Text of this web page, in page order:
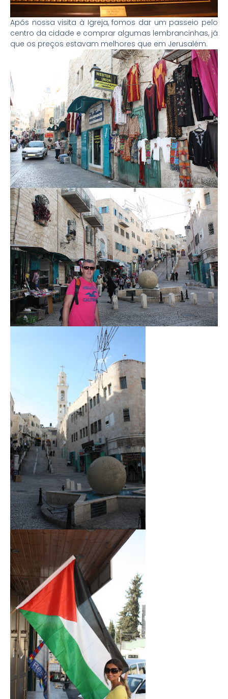
Após nossa visita à Igreja, fomos dar um passeio pelo
centro da cidade e comprar algumas lembrancinhas, já
que os preços estavam melhores que em Jerusalém.